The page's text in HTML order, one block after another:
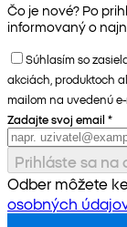
Čo je nové? Po
informovaný o
Súhlasím so
akciách, produktoch
mailom na uvedenú
Zadajte svoj email *
Prihláste sa na
Odber môžete
osobných